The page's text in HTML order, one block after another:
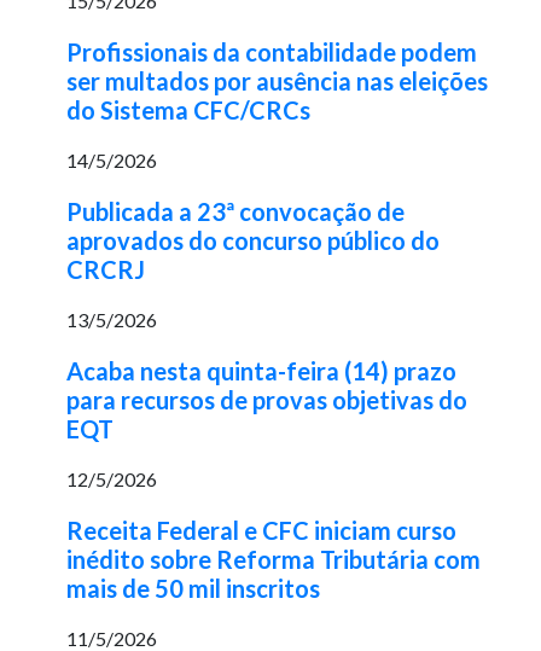
Profissionais da contabilidade podem
ser multados por ausência nas eleições
do Sistema CFC/CRCs
14/5/2026
Publicada a 23ª convocação de
aprovados do concurso público do
CRCRJ
13/5/2026
Acaba nesta quinta-feira (14) prazo
para recursos de provas objetivas do
EQT
12/5/2026
Receita Federal e CFC iniciam curso
inédito sobre Reforma Tributária com
mais de 50 mil inscritos
11/5/2026